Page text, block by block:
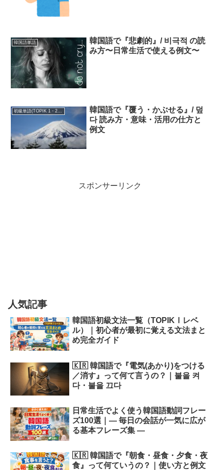
韓国語単語
韓国語で『悲劇的』/ 비극적 の読
み方〜日常生活で使える例文〜
初級単語(TOPIK 1・2級)
韓国語で『覆う・かぶせる』/ 덮
다 読み方・意味・活用の仕方と
例文
スポンサーリンク
人気記事
韓国語初級文法一覧（TOPIKⅠレベ
ル）｜初心者が最初に覚える文法まと
め完全ガイド
🇰🇷 韓国語で『電気(あかり)をつける
／消す』って何て言うの？｜불을 켜
다・불을 끄다
日常生活でよく使う韓国語動詞フレー
ズ100選｜― 毎日の会話が一気に広が
る基本フレーズ集 ―
🇰🇷 韓国語で『朝食・昼食・夕食・夜
食』って何ていうの？｜使い方と例文